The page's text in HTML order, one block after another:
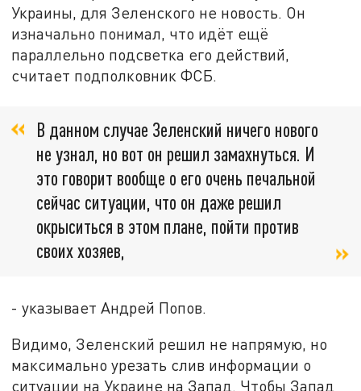
Украины, для Зеленского не новость. Он
изначально понимал, что идёт ещё
параллельно подсветка его действий,
считает подполковник ФСБ.
В данном случае Зеленский ничего нового
не узнал, но вот он решил замахнуться. И
это говорит вообще о его очень печальной
сейчас ситуации, что он даже решил
окрыситься в этом плане, пойти против
своих хозяев,
- указывает Андрей Попов.
Видимо, Зеленский решил не напрямую, но
максимально урезать слив информации о
ситуации на Украине на Запад. Чтобы Запад